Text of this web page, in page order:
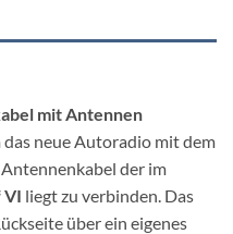
mit Antennen
neue Autoradio mit dem
der im
VI liegt zu verbinden. Das
über ein eigenes